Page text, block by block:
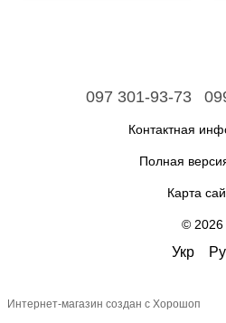
097 301-93-73
Контактная
Полная
Карта
© 2026
Укр
Интернет-магазин создан с Хорошоп